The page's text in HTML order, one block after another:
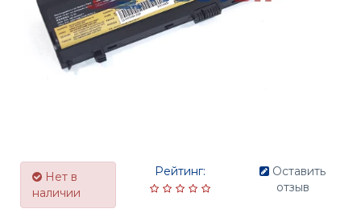
Нет в
наличии
Рейтинг:
Оставить
отзыв